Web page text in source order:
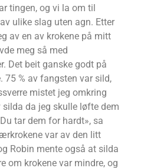
tingen, og vi la om til
ulike slag uten agn. Etter
av en av krokene på mitt
meg så med
Det beit ganske godt på
75 % av fangsten var sild,
mistet jeg omkring
silda da jeg skulle løfte dem
tar dem for hardt», sa
var av den litt
Robin mente også at silda
om krokene var mindre, og